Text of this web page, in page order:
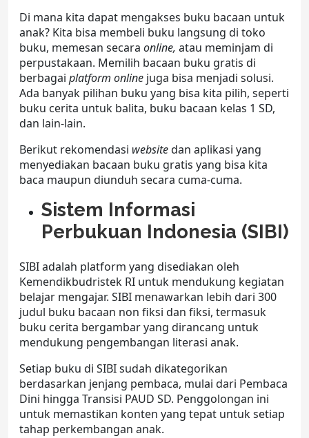
Di mana kita dapat mengakses buku bacaan untuk
anak? Kita bisa membeli buku langsung di toko
buku, memesan secara online, atau meminjam di
perpustakaan. Memilih bacaan buku gratis di
berbagai platform online juga bisa menjadi solusi.
Ada banyak pilihan buku yang bisa kita pilih, seperti
buku cerita untuk balita, buku bacaan kelas 1 SD,
dan lain-lain.
Berikut rekomendasi websitedan aplikasi yang
menyediakan bacaan buku gratis yang bisa kita
baca maupun diunduh secara cuma-cuma.
Sistem Informasi
Perbukuan Indonesia (SIBI)
SIBI adalah platform yang disediakan oleh
Kemendikbudristek RI untuk mendukung kegiatan
belajar mengajar. SIBI menawarkan lebih dari 300
judul buku bacaan non fiksi dan fiksi, termasuk
buku cerita bergambar yang dirancang untuk
mendukung pengembangan literasi anak.
Setiap buku di SIBI sudah dikategorikan
berdasarkan jenjang pembaca, mulai dari Pembaca
Dini hingga Transisi PAUD SD. Penggolongan ini
untuk memastikan konten yang tepat untuk setiap
tahap perkembangan anak.